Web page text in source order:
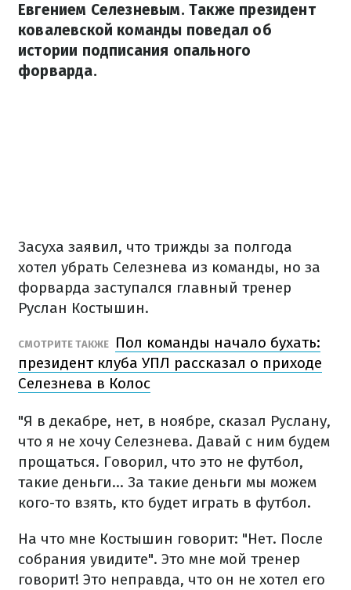
Евгением Селезневым. Также президент
ковалевской команды поведал об
истории подписания опального
форварда.
Засуха заявил, что трижды за полгода
хотел убрать Селезнева из команды, но за
форварда заступался главный тренер
Руслан Костышин.
СМОТРИТЕ ТАКЖЕ
Пол команды начало бухать:
президент клуба УПЛ рассказал о приходе
Селезнева в Колос
"Я в декабре, нет, в ноябре, сказал Руслану,
что я не хочу Селезнева. Давай с ним будем
прощаться. Говорил, что это не футбол,
такие деньги... За такие деньги мы можем
кого-то взять, кто будет играть в футбол.
На что мне Костышин говорит: "Нет. После
собрания увидите". Это мне мой тренер
говорит! Это неправда, что он не хотел его